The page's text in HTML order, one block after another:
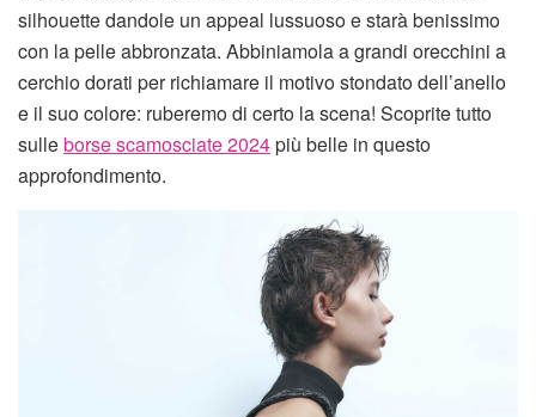
silhouette dandole un appeal lussuoso e starà benissimo
con la pelle abbronzata. Abbiniamola a grandi orecchini a
cerchio dorati per richiamare il motivo stondato dell’anello
e il suo colore: ruberemo di certo la scena! Scoprite tutto
sulleborse scamosciate 2024più belle in questo
approfondimento.